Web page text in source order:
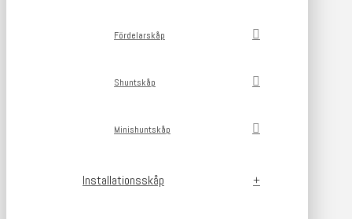
Fördelarskåp
Shuntskåp
Minishuntskåp
Installationsskåp